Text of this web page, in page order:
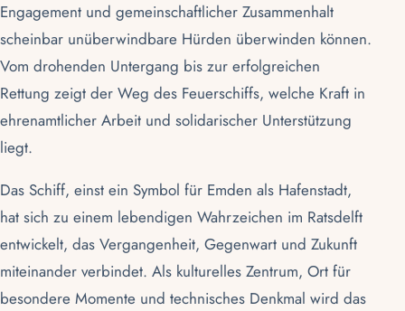
Engagement und gemeinschaftlicher Zusammenhalt
scheinbar unüberwindbare Hürden überwinden können.
Vom drohenden Untergang bis zur erfolgreichen
Rettung zeigt der Weg des Feuerschiffs, welche Kraft in
ehrenamtlicher Arbeit und solidarischer Unterstützung
liegt.
Das Schiff, einst ein Symbol für Emden als Hafenstadt,
hat sich zu einem lebendigen Wahrzeichen im Ratsdelft
entwickelt, das Vergangenheit, Gegenwart und Zukunft
miteinander verbindet. Als kulturelles Zentrum, Ort für
besondere Momente und technisches Denkmal wird das